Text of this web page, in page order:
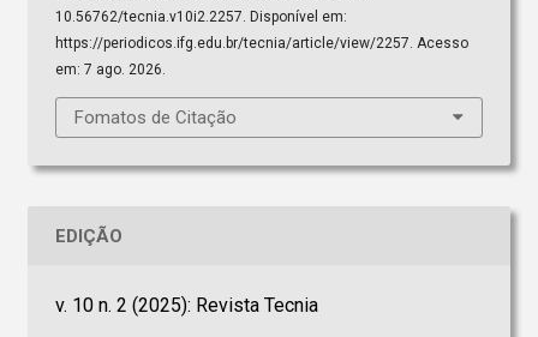
10.56762/tecnia.v10i2.2257. Disponível em:
https://periodicos.ifg.edu.br/tecnia/article/view/2257. Acesso
em: 7 ago. 2026.
Fomatos de Citação
EDIÇÃO
v. 10 n. 2 (2025): Revista Tecnia